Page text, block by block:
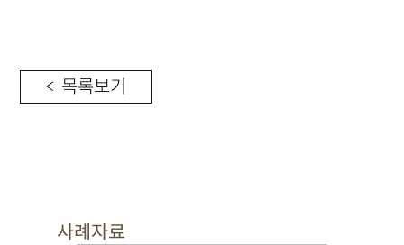
< 목록보기
사례자료